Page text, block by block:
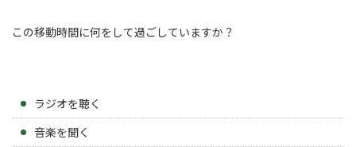
この移動時間に何をして過ごしていますか？
ラジオを聴く
音楽を聞く